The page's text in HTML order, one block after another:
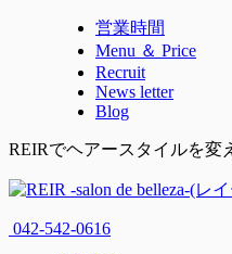
営業時間
Menu ＆ Price
Recruit
News letter
Blog
REIRでヘアースタイルを変
042-542-0616